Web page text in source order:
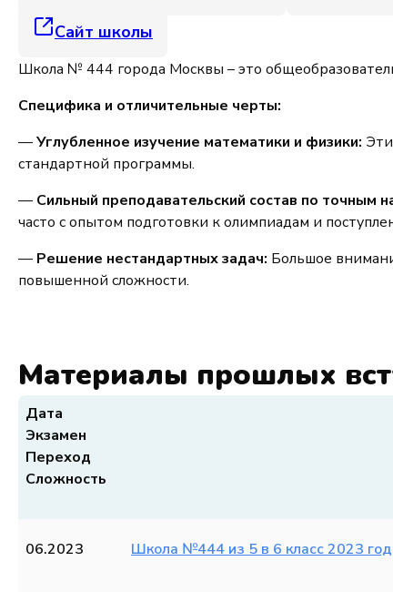
Сайт школы
Школа № 444 города Москвы – это
Специфика и отличительные черты:
—Углубленное изучение математики и физики:
стандартной программы.
— Сильный преподавательский состав по точным
часто с опытом подготовки к олимпиадам и
— Решение нестандартных задач: Большое
повышенной сложности.
Материалы прошлых
Дата
Экзамен
Переход
Сложность
06.2023 Школа №444 из 5 в 6 класс 2023 год